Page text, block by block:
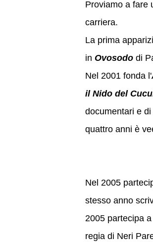
Proviamo a fare
carriera.
La prima
in Ovosodo di
Nel 2001 fonda l'
il Nido del
documentari e
quattro anni è
Nel 2005
stesso anno
2005 partecipa a
regia di Neri